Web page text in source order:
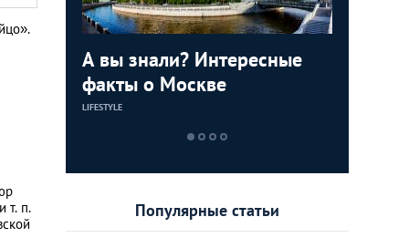
т. п.
А вы знали? Интересные
факты о Москве
LIFESTYLE
Популярные статьи